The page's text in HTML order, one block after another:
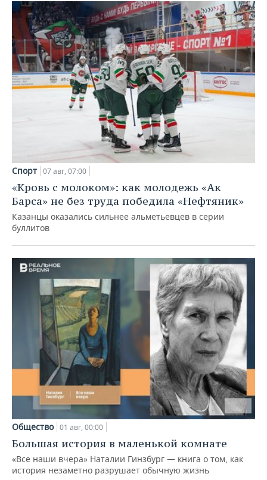
Спорт 07 авг, 07:00
«Кровь с молоком»: как молодежь «Ак
Барса» не без труда победила «Нефтяник»
Казанцы оказались сильнее альметьевцев в серии
буллитов
Общество 01 авг, 00:00
Большая история в маленькой комнате
«Все наши вчера» Наталии Гинзбург — книга о том, как
история незаметно разрушает обычную жизнь